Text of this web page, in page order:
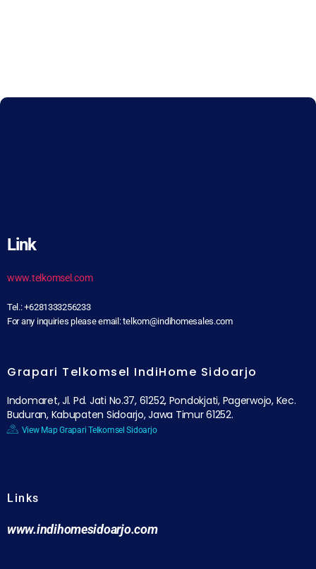
Link
www.telkomsel.com
Tel.: +6281333256233
For any inquiries please email: telkom@indihomesales.com
Grapari Telkomsel IndiHome Sidoarjo
Indomaret, Jl. Pd. Jati No.37, 61252, Pondokjati, Pagerwojo, Kec.
Buduran, Kabupaten Sidoarjo, Jawa Timur 61252.
View Map Grapari Telkomsel Sidoarjo
Links
www.indihomesidoarjo.com